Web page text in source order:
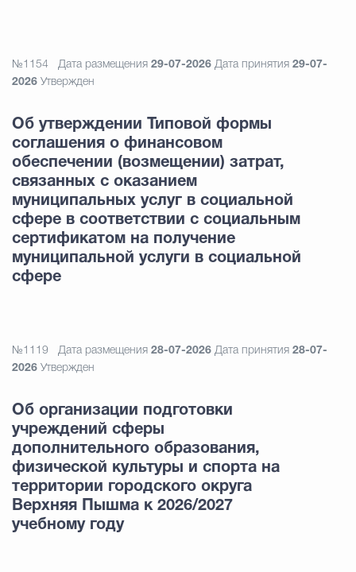
№1154 Дата размещения 29-07-2026 Дата принятия 29-07-
2026 Утвержден
Об утверждении Типовой формы
соглашения о финансовом
обеспечении (возмещении) затрат,
связанных с оказанием
муниципальных услуг в социальной
сфере в соответствии с социальным
сертификатом на получение
муниципальной услуги в социальной
сфере
№1119 Дата размещения 28-07-2026 Дата принятия 28-07-
2026 Утвержден
Об организации подготовки
учреждений сферы
дополнительного образования,
физической культуры и спорта на
территории городского округа
Верхняя Пышма к 2026/2027
учебному году